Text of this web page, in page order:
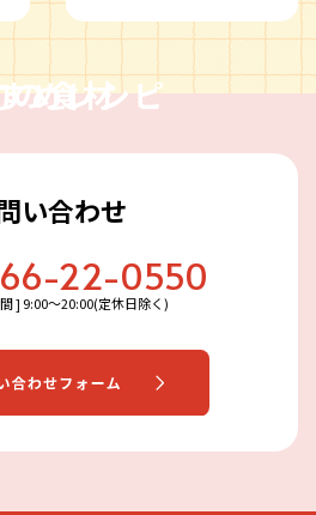
めレシピ
の食材
い合わせ
22-0550
] 9:00〜20:00(定休日除く)